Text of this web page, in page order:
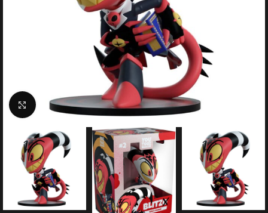
Click to enlarge